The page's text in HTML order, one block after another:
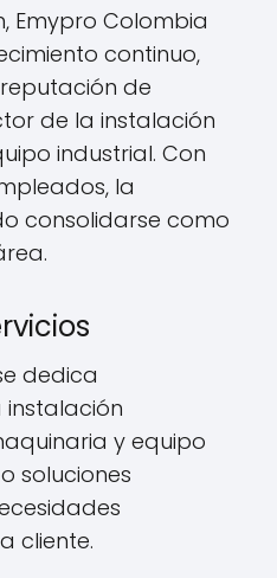
Emypro Colombia
continuo,
de
de la instalación
industrial. Con
la
consolidarse como
dedica
y equipo
soluciones
cliente.